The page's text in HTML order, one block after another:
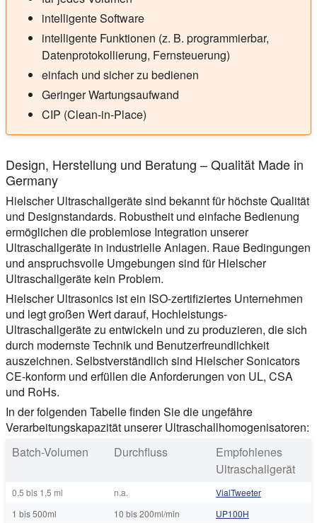
intelligente Software
intelligente Funktionen (z. B. programmierbar,
Datenprotokollierung, Fernsteuerung)
einfach und sicher zu bedienen
Geringer Wartungsaufwand
CIP (Clean-in-Place)
Design, Herstellung und Beratung – Qualität Made in
Germany
Hielscher Ultraschallgeräte sind bekannt für höchste Qualität
und Designstandards. Robustheit und einfache Bedienung
ermöglichen die problemlose Integration unserer
Ultraschallgeräte in industrielle Anlagen. Raue Bedingungen
und anspruchsvolle Umgebungen sind für Hielscher
Ultraschallgeräte kein Problem.
Hielscher Ultrasonics ist ein ISO-zertifiziertes Unternehmen
und legt großen Wert darauf, Hochleistungs-
Ultraschallgeräte zu entwickeln und zu produzieren, die sich
durch modernste Technik und Benutzerfreundlichkeit
auszeichnen. Selbstverständlich sind Hielscher Sonicators
CE-konform und erfüllen die Anforderungen von UL, CSA
und RoHs.
In der folgenden Tabelle finden Sie die ungefähre
Verarbeitungskapazität unserer Ultraschallhomogenisatoren:
Batch-Volumen
Durchfluss
Empfohlenes
Ultraschallgerät
0,5 bis 1,5 ml n.a.
VialTweeter
1 bis 500ml
10 bis 200ml/min
UP100H